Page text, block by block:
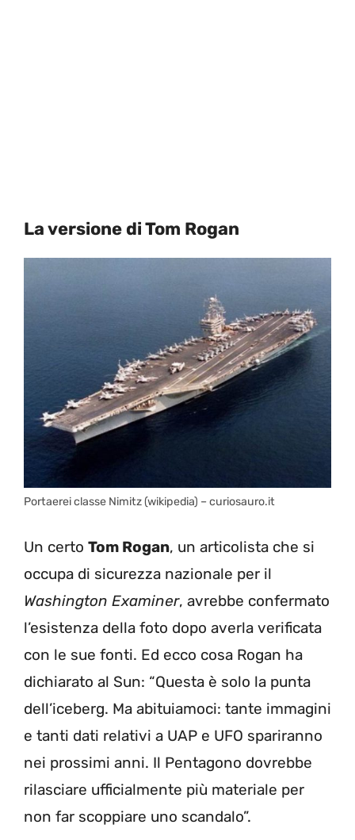
La versione di Tom Rogan
Portaerei classe Nimitz (wikipedia) – curiosauro.it
Un certo Tom Rogan, un articolista che si
occupa di sicurezza nazionale per il
Washington Examiner, avrebbe confermato
l’esistenza della foto dopo averla verificata
con le sue fonti. Ed ecco cosa Rogan ha
dichiarato al Sun: “Questa è solo la punta
dell’iceberg. Ma abituiamoci: tante immagini
e tanti dati relativi a UAP e UFO spariranno
nei prossimi anni. Il Pentagono dovrebbe
rilasciare ufficialmente più materiale per
non far scoppiare uno scandalo”.